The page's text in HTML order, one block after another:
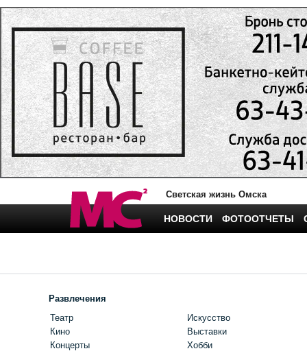
Светская жизнь Омска
НОВОСТИ ФОТООТЧЕТЫ
Развлечения
Театр
Кино
Концерты
Искусство
Выставки
Хобби